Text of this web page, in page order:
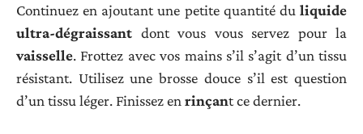
Continuez en ajoutant une petite quantité du liquide
ultra-dégraissant dont vous vous servez pour la
vaisselle. Frottez avec vos mains s’il s’agit d’un tissu
résistant. Utilisez une brosse douce s’il est question
d’un tissu léger. Finissez en rinçant ce dernier.